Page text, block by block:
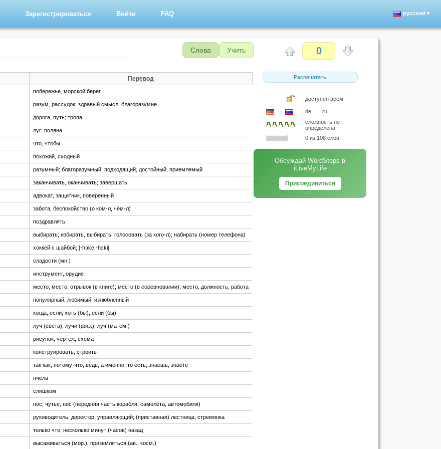
Зарегистрироваться Войти FAQ русский▼
Слова Учить
Перевод
побережье, морской берег
разум, рассудок; здравый смысл, благоразумие
дорога, путь; тропа
луг; поляна
что, чтобы
похожий, сходный
разумный; благоразумный; подходящий, достойный, приемлемый
заканчивать, оканчивать; завершать
адвокат, защитник, поверенный
забота, беспокойство (о ком-л, чём-л)
поздравлять
выбирать; избирать, выбирать; голосовать (за кого-л); набирать (номер телефона)
хоккей с шайбой; [-hɔke,-hɔki]
сладости (мн.)
инструмент, орудие
место; место, отрывок (в книге); место (в соревновании); место, должность, работа
популярный; любимый; излюбленный
когда, если; хоть (бы), если (бы)
луч (света); лучи (физ.); луч (матем.)
рисунок; чертеж; схема
конструировать; строить
так как, потому-что, ведь; а именно, то есть; знаешь, знаете
пчела
слишком
нос; чутьё; нос (передняя часть корабля, самолёта, автомобиля)
руководитель, директор, управляющий; (приставная) лестница, стремянка
только что; несколько минут (часов) назад
высаживаться (мор.); приземляться (ав., косм.)
0
Распечатать
доступен всем
→ de → ru
сложность не
определена
0 из 108 слов
Обсуждай WordSteps в
iLiveMyLife
Присоединиться